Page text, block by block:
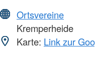
Ortsvereine
Kremperheide
Karte: Link zur